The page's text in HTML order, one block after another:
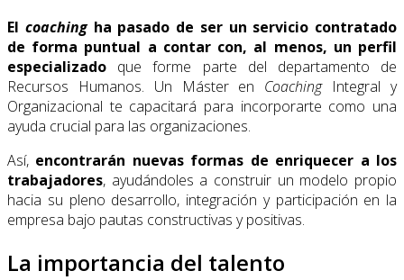
El coachingha pasado de ser un servicio contratado
de forma puntual a contar con, al menos, un perfil
especializado que forme parte del departamento de
Recursos Humanos. Un Máster en CoachingIntegral y
Organizacional te capacitará para incorporarte como una
ayuda crucial para las organizaciones.
Así, encontrarán nuevas formas de enriquecer a los
trabajadores, ayudándoles a construir un modelo propio
hacia su pleno desarrollo, integración y participación en la
empresa bajo pautas constructivas y positivas.
La importancia del talento